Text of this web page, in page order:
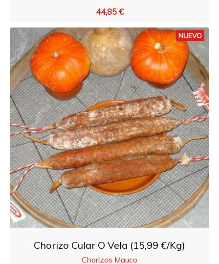
44,85 €
NUEVO
Chorizo Cular O Vela (15,99 €/Kg)
Chorizos Mauco